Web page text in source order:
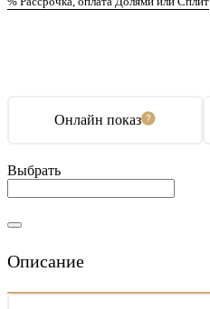
Онлайн показ
Выбрать
Описание